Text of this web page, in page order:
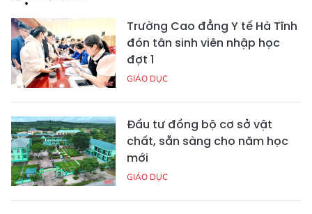
Trường Cao đẳng Y tế Hà Tĩnh
đón tân sinh viên nhập học
đợt 1
GIÁO DỤC
Đầu tư đồng bộ cơ sở vật
chất, sẵn sàng cho năm học
mới
GIÁO DỤC